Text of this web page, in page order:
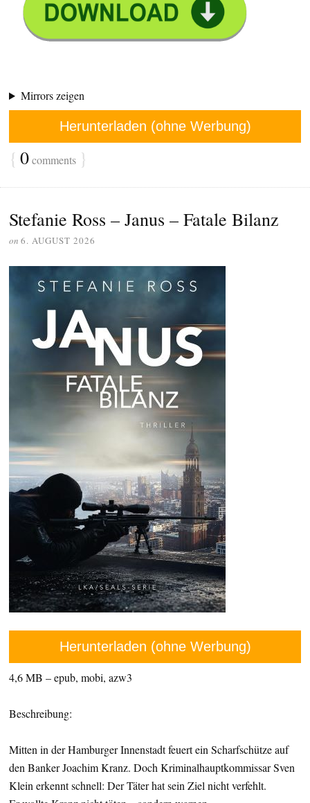
Mirrors zeigen
Herunterladen (ohne Werbung)
{ 0comments }
Stefanie Ross – Janus – Fatale Bilanz
on 6. AUGUST 2026
Herunterladen (ohne Werbung)
4,6 MB – epub, mobi, azw3
Beschreibung:
Mitten in der Hamburger Innenstadt feuert ein Scharfschütze auf
den Banker Joachim Kranz. Doch Kriminalhauptkommissar Sven
Klein erkennt schnell: Der Täter hat sein Ziel nicht verfehlt.